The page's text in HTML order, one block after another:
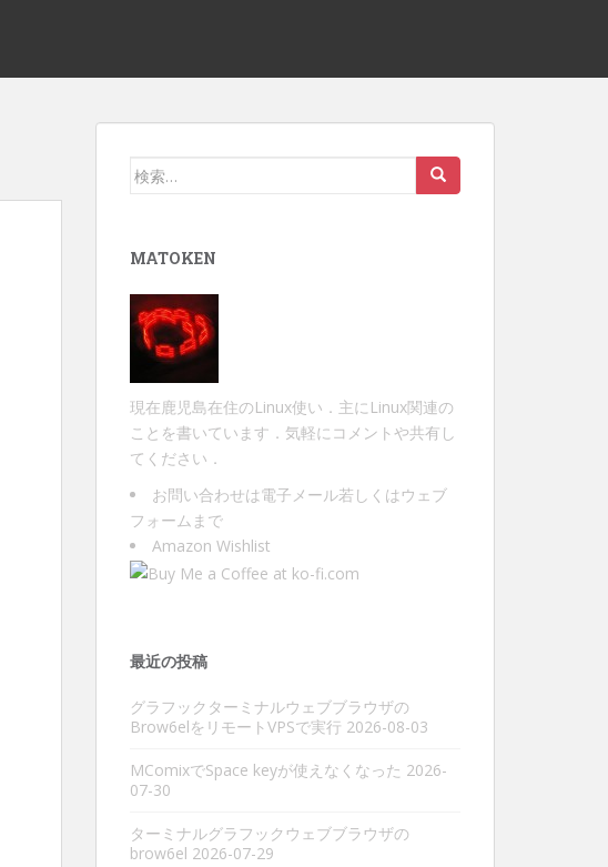
検
MATOKEN
現在鹿児島在住のLinux使い．主にLinux関連の
ことを書いています．気軽にコメントや共有し
てください．
お問い合わせは電子メール若しくは ウェブ
フォーム まで
Amazon Wishlist
最近の投稿
グラフックターミナルウェブブラウザの
Brow6elをリモートVPSで実行 2026-08-03
MComixでSpace keyが使えなくなった 2026-
07-30
ターミナルグラフックウェブブラウザの
brow6el 2026-07-29